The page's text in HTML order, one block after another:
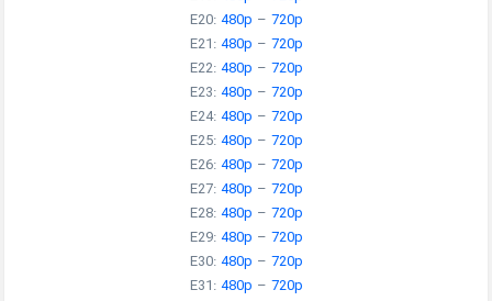
E20:480p – 720p
E21:480p – 720p
E22:480p – 720p
E23:480p – 720p
E24:480p – 720p
E25:480p – 720p
E26:480p – 720p
E27:480p – 720p
E28:480p – 720p
E29:480p – 720p
E30:480p – 720p
E31:480p – 720p